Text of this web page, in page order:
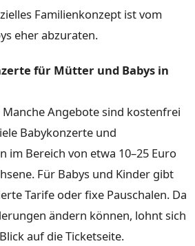
Familienkonzept ist vom
eher abzuraten.
für Mütter und Babys in
Angebote sind kostenfrei
Babykonzerte und
im Bereich von etwa 10–25 Euro
Für Babys und Kinder gibt
Tarife oder fixe Pauschalen. Da
ändern können, lohnt sich
auf die Ticketseite.